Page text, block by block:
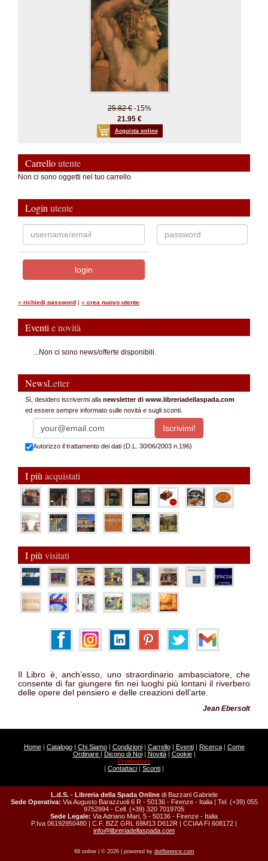
25.82 € -15%
21.95 €
Acquista online
Carrelloutente
Non ci sono oggetti nel tuo carrello
Login utente
» richiedi password | » crea nuovo utente
Eventi e novità
...Non ci sono news/offerte disponibili.
NewsLetter
Sì, desidero iscrivermi alla newsletter di www.libreriadellaspada.com
ed essere sempre informato sulle novità e sugli sconti.
Autorizzo il trattamento dei dati (D.L. 30/06/2003 n.196)
I più acquistati
I più visitati
Il Libro è, anch’esso, uno straordinario ambasciatore, che
consente di far giungere fin nei luoghi più lontani il riverbero
delle opere del pensiero e delle creazioni dell’arte.
Jean Ebersolt
Home| Catalogo| Chi Siamo| Condizioni| Carrello| Eventi| Ricerca| Come
Ordinare | Dicono di Noi| Novità| Cookie|
Promozioni
| Contattaci | Sconti |
L.d.S. - Libreria della Spada Online di Bazzani Gabriele
Sede Operativa: Via Augusto Barazzuoli 6 R - 50136 - Firenze - Italia | Tel. (+39) 055
9752994 - Cell. (+39) 320 7019705
Sede Legale: Via Adriano Mari, 5 - 50136 - Firenze - Italia
P.Iva 06192950480 | C.F. BZZ GRL 69M13 D612R | CCIAA FI 608172 |
info@libreriadellaspada.com
69 online | © 2026 | powered by dotflorence.com